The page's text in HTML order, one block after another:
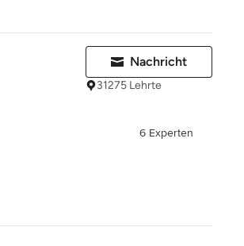
Nachricht
31275 Lehrte
6 Experten